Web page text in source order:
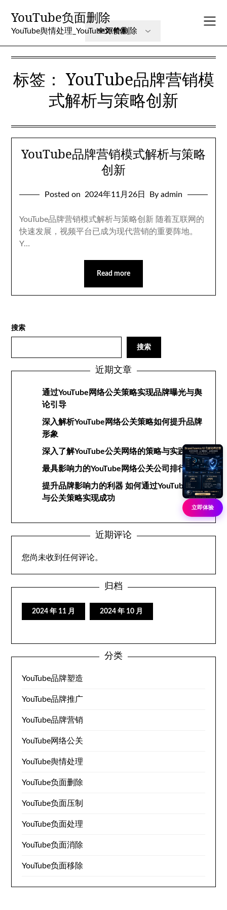
content
YouTube负面删除
YouTube舆情处理_YouTube评价删除
标签：YouTube品牌营销模
式解析与策略创新
YouTube品牌营销模式解析与策略
创新
Posted on 2024年11月26日 By admin
YouTube品牌营销模式解析与策略创新 随着互联网的
快速发展，视频平台已成为现代营销的重要阵地。
Y…
Read more
搜索
搜索
近期文章
通过YouTube网络公关策略实现品牌曝光与舆
论引导
深入解析YouTube网络公关策略如何提升品牌
形象
深入了解YouTube公关网络的策略与实践
最具影响力的YouTube网络公关公司排行榜
提升品牌影响力的利器 如何通过YouTube网络
与公关策略实现成功
近期评论
您尚未收到任何评论。
归档
2024 年 11 月 2024 年 10 月
分类
YouTube品牌塑造
YouTube品牌推广
YouTube品牌营销
YouTube网络公关
YouTube舆情处理
YouTube负面删除
YouTube负面压制
YouTube负面处理
YouTube负面消除
YouTube负面移除
立即体验